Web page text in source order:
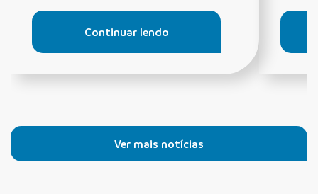
Continuar lendo
Ver mais notícias